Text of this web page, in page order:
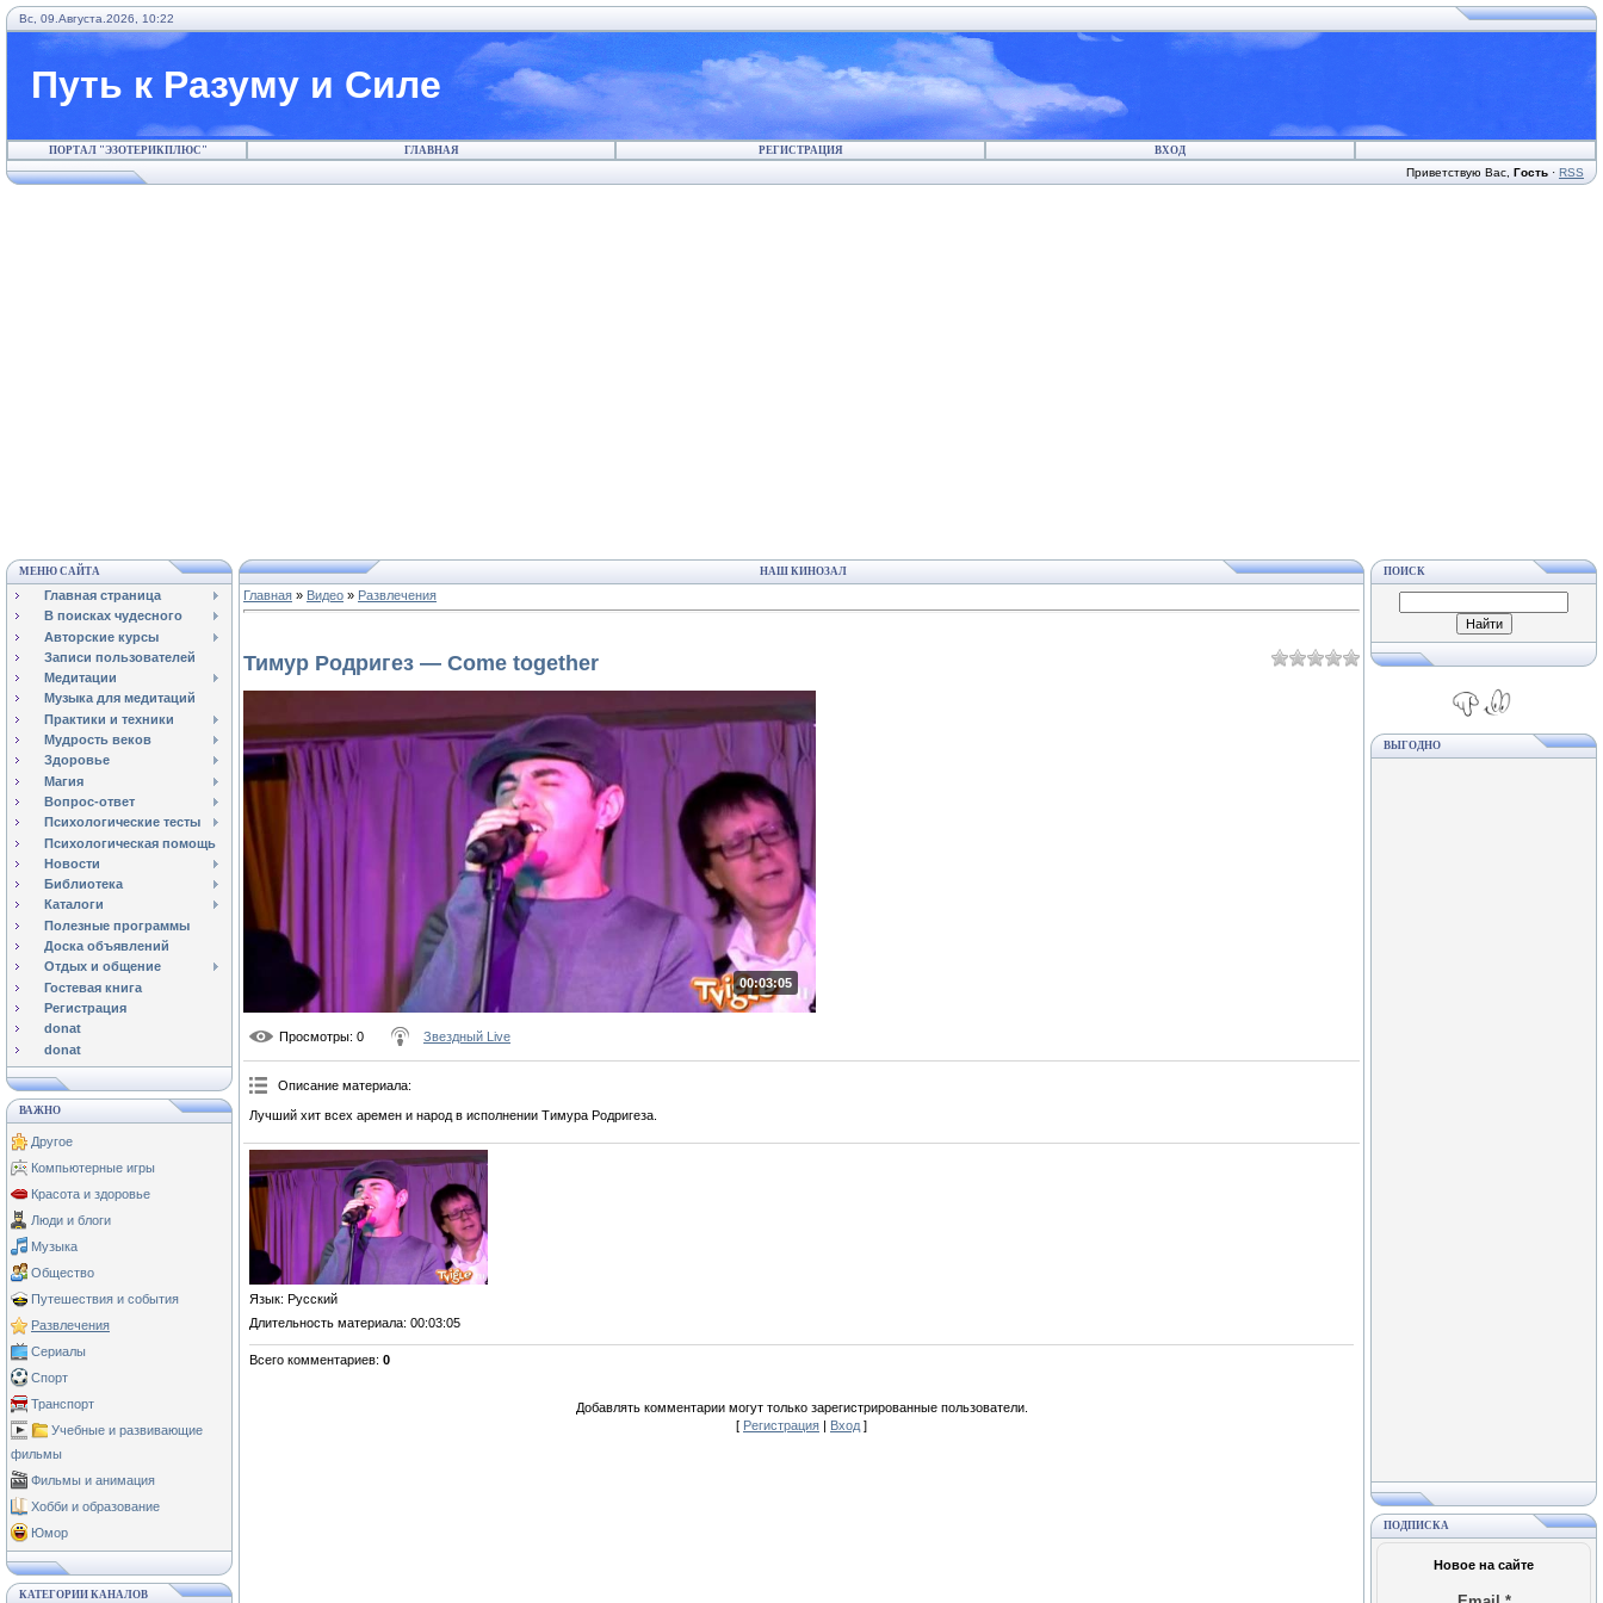
Вс, 09.Августа.2026, 10:22
Путь к Разуму и Силе
ПОРТАЛ "ЭЗОТЕРИКПЛЮС" ГЛАВНАЯ РЕГИСТРАЦИЯ ВХОД
Приветствую Вас Гость · RSS
МЕНЮ САЙТА
Главная страница
В поисках чудесного
Авторские курсы
Записи пользователей
Медитации
Музыка для медитаций
Практики и техники
Мудрость веков
Здоровье
Магия
Вопрос-ответ
Психологические тесты
Психологическая помощь
Новости
Библиотека
Каталоги
Полезные программы
Доска объявлений
Отдых и общение
Гостевая книга
Регистрация
donat
donat
ВАЖНО
Другое
Компьютерные игры
Красота и здоровье
Люди и блоги
Музыка
Общество
Путешествия и события
Развлечения
Сериалы
Спорт
Транспорт
Учебные и развивающие
фильмы
Фильмы и анимация
Хобби и образование
Юмор
КАТЕГОРИИ КАНАЛОВ
НАШ КИНОЗАЛ
Главная » Видео » Развлечения
Тимур Родригез — Come together
00:03:05
Просмотры: 0 Звездный Live
Описание материала:
Лучший хит всех аремен и народ в исполнении Тимура Родригеза.
Язык: Русский
Длительность материала: 00:03:05
Всего комментариев: 0
Добавлять комментарии могут только зарегистрированные пользователи.
[ Регистрация | Вход ]
ПОИСК
ВЫГОДНО
ПОДПИСКА
Новое на сайте